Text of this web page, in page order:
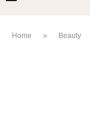
Home » Beauty